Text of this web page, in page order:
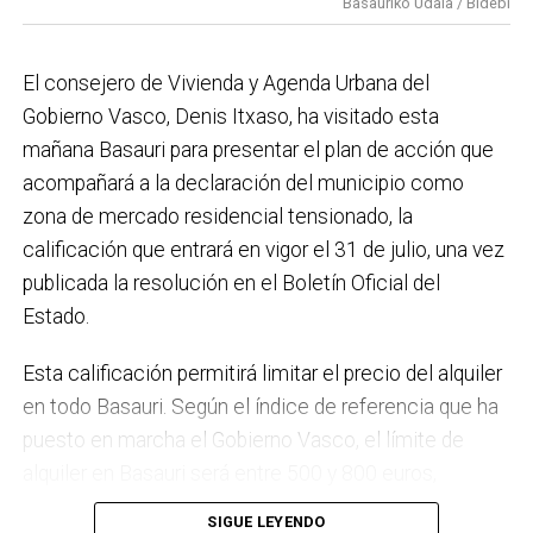
el Plan de Acción contra el Ruido y la instalación de
régimen de autoconsumo, que hacen de Basauri un
municipio más sostenible y preparado para el futuro.
En ese sentido, estamos trabajando en acciones de
clima y energía, entre las que destacan el diseño de
una red de refugios climáticos, junto con un Plan de
Actuación ante Episodios de Altas Temperaturas,
como las que recientemente hemos sufrido.
proyecto de lanueva haurreskola que se construirá en
Sarratu, junto a Arizko Ikastola, y que es una apuesta
por la educación pública y un elemento más de apoyo
el trabajo que desarrollamos en igualdad, con una
El consejero de Vivienda y Agenda Urbana del
Gobierno Vasco, Denis Itxaso, ha visitado esta
mañana Basauri para presentar el plan de acción que
acompañará a la declaración del municipio como
zona de mercado residencial tensionado, la
calificación que entrará en vigor el 31 de julio, una vez
publicada la resolución en el Boletín Oficial del
Estado.
Esta calificación permitirá limitar el precio del alquiler
en todo Basauri. Según el índice de referencia que ha
puesto en marcha el Gobierno Vasco, el límite de
dependiendo de la zona y de las características de la
SIGUE LEYENDO